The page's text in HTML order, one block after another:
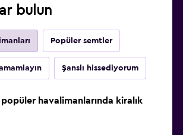
bulun
Popüler semtler
Şanslı hissediyorum
havalimanlarında kiralık